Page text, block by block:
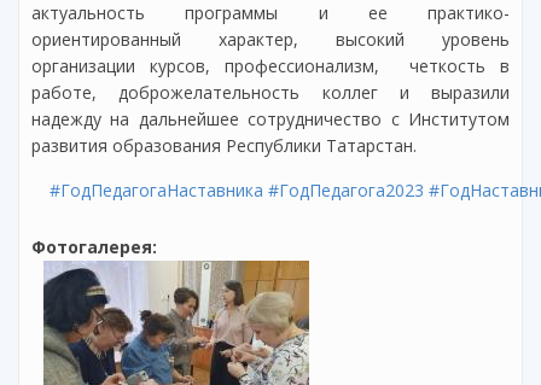
актуальность программы и ее практико-
ориентированный характер, высокий уровень
организации курсов, профессионализм, четкость в
работе, доброжелательность коллег и выразили
надежду на дальнейшее сотрудничество с Институтом
развития образования Республики Татарстан.
#ГодПедагогаНаставника #ГодПедагога2023
Фотогалерея: